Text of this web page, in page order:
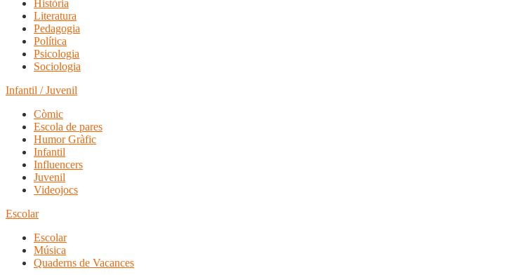
Història
Literatura
Pedagogia
Política
Psicologia
Sociologia
Infantil / Juvenil
Còmic
Escola de pares
Humor Gràfic
Infantil
Influencers
Juvenil
Videojocs
Escolar
Escolar
Música
Quaderns de Vacances